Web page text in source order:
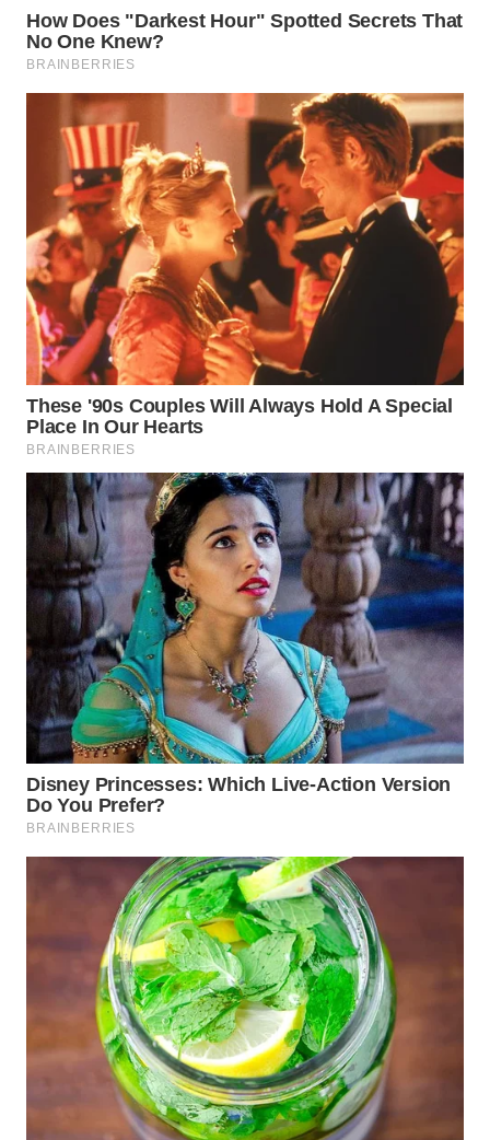
SUKABUMI
PURWAKARTA
WN
PRIANGAN
TIMUR
WN
SEMARANG
WN
SOLO
WN
BOROBUDUR
WN
MADURA
WN
SURABAYA
WN
NATUNA
WN
WN
MANDALIKA
LIKUPANG
WN
LABUANBAJO